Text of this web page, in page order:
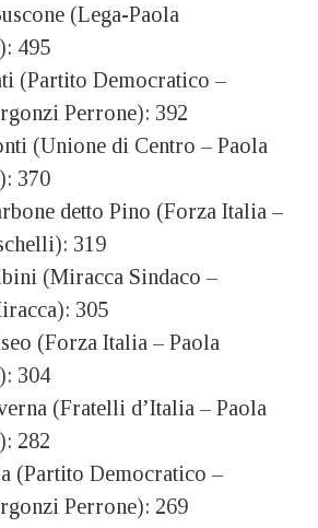
(Lega-Paola
495
(Partito Democratico –
Perrone): 392
(Unione di Centro – Paola
370
detto Pino (Forza Italia –
319
(Miracca Sindaco –
305
(Forza Italia – Paola
304
(Fratelli d’Italia – Paola
282
(Partito Democratico –
Perrone): 269